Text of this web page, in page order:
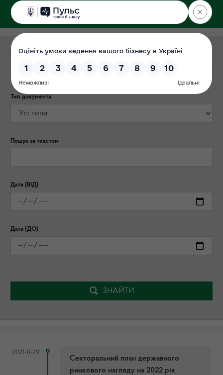
ДЕРЖЕКОІНСПЕКЦІЯ
у Хмельницькій області
Категорія публікації
Тип документа
Пошук за текстом
Дата (ВІД)
Дата (ДО)
ЗНАЙТИ
2021-11-29
Секторальний план державного
ринкового нагляду на 2022 рік